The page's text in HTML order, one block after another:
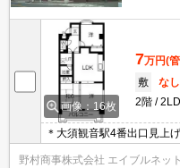
画像：16枚
7万円(
敷
なし
2階
＊大須観音駅4番出口見上
野村商事株式会社 エイブルネッ